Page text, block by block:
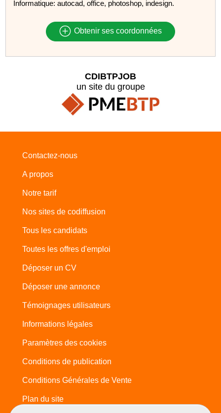
Informatique: autocad, office, photoshop, indesign.
Obtenir ses coordonnées
CDIBTPJOB
un site du groupe
Contactez-nous
A propos
Notre tarif
Nos sites de codiffusion
Tous les candidats
Toutes les offres d'emploi
Déposer un CV
Déposer une annonce
Témoignages utilisateurs
Informations légales
Paramètres des cookies
Conditions de publication
Conditions Générales de Vente
Plan du site